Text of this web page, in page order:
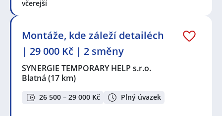
včerejší
Montáže, kde záleží detailéch
| 29 000 Kč | 2 směny
SYNERGIE TEMPORARY HELP s.r.o.
Blatná (17 km)
26 500 – 29 000 Kč Plný úvazek